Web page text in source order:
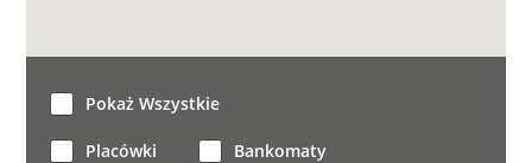
Pokaż Wszystkie
Placówki Bankomaty